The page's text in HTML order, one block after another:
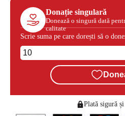
Donație singulară
Donează o singură dată
calitate
Scrie suma pe care dorești să o
Plată sigură